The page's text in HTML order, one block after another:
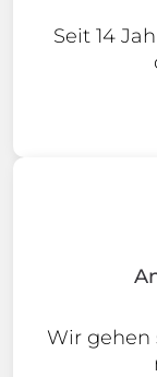
Seit 14
Wir gehen